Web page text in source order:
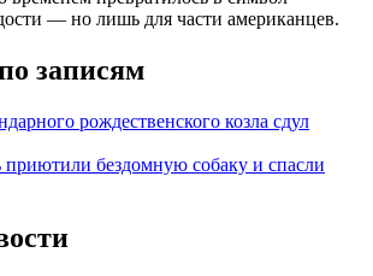
— но лишь для части американцев.
записям
рождественского козла сдул
приютили бездомную собаку и спасли